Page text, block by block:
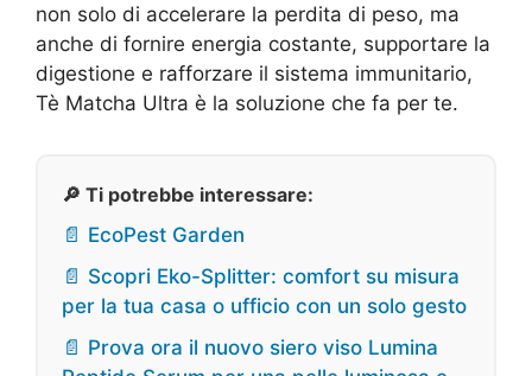
non solo di accelerare la perdita di peso, ma
anche di fornire energia costante, supportare la
digestione e rafforzare il sistema immunitario,
Tè Matcha Ultra è la soluzione che fa per te.
🔎 Ti potrebbe interessare:
📄 EcoPest Garden
📄 Scopri Eko-Splitter: comfort su misura
per la tua casa o ufficio con un solo gesto
📄 Prova ora il nuovo siero viso Lumina